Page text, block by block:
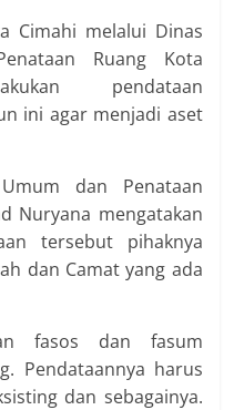
Cimahi melalui Dinas
Ruang Kota
pendataan
ini agar menjadi aset
dan Penataan
Nuryana mengatakan
tersebut pihaknya
dan Camat yang ada
fasos dan fasum
Pendataannya harus
dan sebagainya.